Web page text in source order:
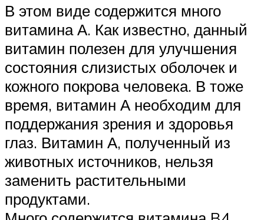
В этом виде содержится много
витамина А. Как известно, данный
витамин полезен для улучшения
состояния слизистых оболочек и
кожного покрова человека. В тоже
время, витамин А необходим для
поддержания зрения и здоровья
глаз. Витамин А, полученный из
животных источников, нельзя
заменить растительными
продуктами.